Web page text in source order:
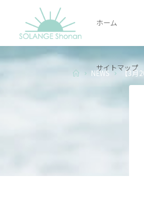
content
SHONAN
ホーム
サイトマップ
Home
NEWS 【3月